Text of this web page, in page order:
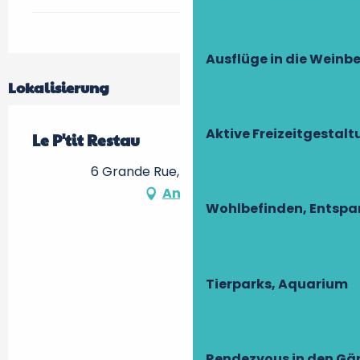
Ausflüge in die
Aktive
Wohlbefinden,
Tierparks, Aquarium
Lokalisierung
Le P'tit Restau
6 Grande Rue, 37600 Loches
Anfahrt